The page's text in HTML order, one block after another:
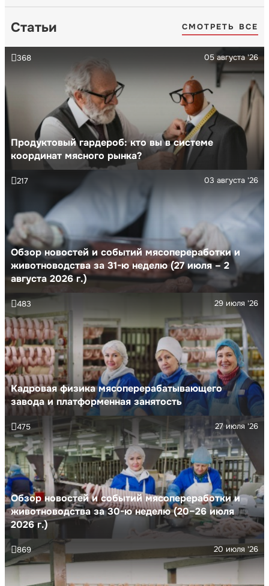
Статьи СМОТРЕТЬ ВСЕ
Продуктовый гардероб: кто вы в системе
координат мясного рынка?
05 августа '26
368
Обзор новостей и событий мясопереработки и
животноводства за 31-ю неделю (27 июля – 2
августа 2026 г.)
03 августа '26
217
Кадровая физика мясоперерабатывающего
завода и платформенная занятость
29 июля '26
483
Обзор новостей и событий мясопереработки и
животноводства за 30-ю неделю (20–26 июля
2026 г.)
27 июля '26
475
20 июля '26
869